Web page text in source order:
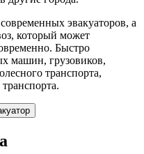
эвакуаторов, а
который может
Быстро
машин, грузовиков,
транспорта,